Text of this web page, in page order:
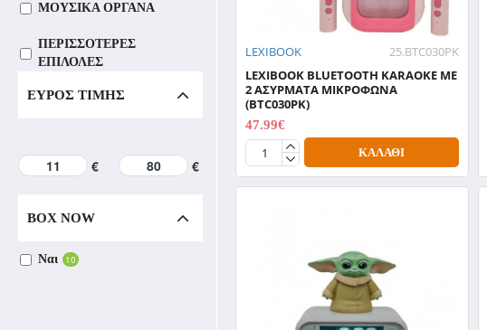
ΕΎΡΟΣ ΤΙΜΉΣ
€ €
ΜΟΥΣΙΚΑ ΟΡΓΑΝΑ
ΠΕΡΙΣΣΟΤΕΡΕΣ
ΕΠΙΛΟΛΕΣ
ΡΟΛΟΓΙΑ
Α
ΤΕΧΝΟΛΟΓΙΑΣ
BOX NOW
Ναι 10
LEXIBOOK
25.BTC030PK
LEXIBOOK BLUETOOTH KARAOKE ΜΕ
2 ΑΣΥΡΜΑΤΑ ΜΙΚΡΟΦΩΝΑ
(BTC030PK)
47.99€
ΚΑΛΆΘΙ